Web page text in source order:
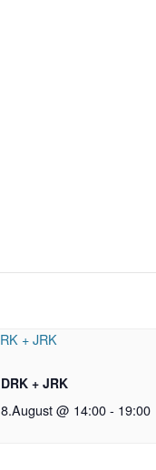
DRK + JRK
8.August @ 14:00- 19:00